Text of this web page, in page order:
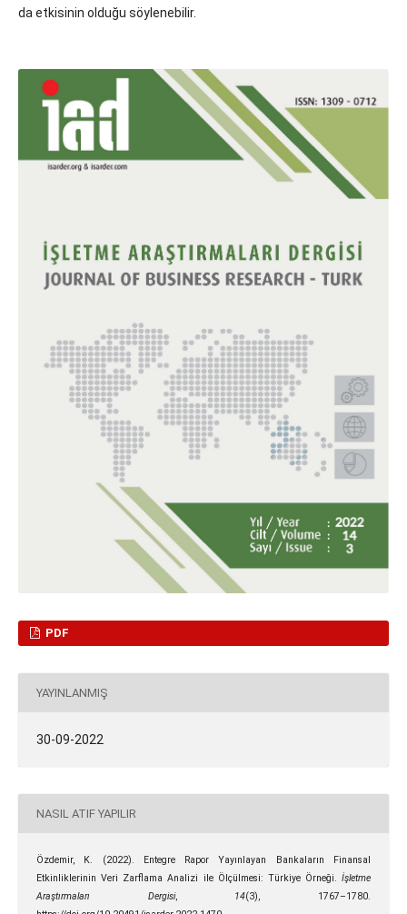
da etkisinin olduğu söylenebilir.
PDF
YAYINLANMIŞ
30-09-2022
NASIL ATIF YAPILIR
Özdemir, K. (2022). Entegre Rapor Yayınlayan Bankaların Finansal
Etkinliklerinin Veri Zarflama Analizi ile Ölçülmesi: Türkiye Örneği.İşletme
Araştırmaları Dergisi, 14(3), 1767–1780.